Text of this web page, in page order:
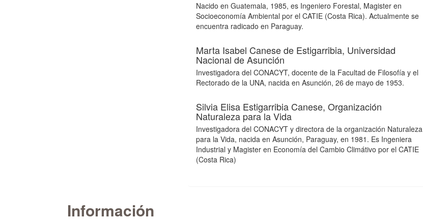
Nacido en Guatemala, 1985, es Ingeniero Forestal, Magister en
Socioeconomía Ambiental por el CATIE (Costa Rica). Actualmente se
encuentra radicado en Paraguay.
Marta Isabel Canese de Estigarribia, Universidad
Nacional de Asunción
Investigadora del CONACYT, docente de la Facultad de Filosofía y el
Rectorado de la UNA, nacida en Asunción, 26 de mayo de 1953.
Silvia Elisa Estigarribia Canese,Organización
Naturaleza para la Vida
Investigadora del CONACYT y directora de la organización Naturaleza
para la Vida, nacida en Asunción, Paraguay, en 1981. Es Ingeniera
Industrial y Magister en Economía del Cambio Climátivo por el CATIE
(Costa Rica)
Información